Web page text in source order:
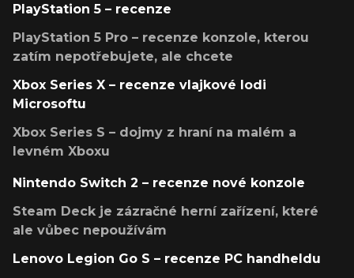
PlayStation 5 – recenze
PlayStation 5 Pro – recenze konzole, kterou
zatím nepotřebujete, ale chcete
Xbox Series X – recenze vlajkové lodi
Microsoftu
Xbox Series S – dojmy z hraní na malém a
levném Xboxu
Nintendo Switch 2 – recenze nové konzole
Steam Deck je zázračné herní zařízení, které
ale vůbec nepoužívám
Lenovo Legion Go S – recenze PC handheldu